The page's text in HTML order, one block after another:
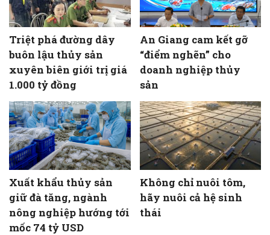
Triệt phá đường dây
buôn lậu thủy sản
xuyên biên giới trị giá
1.000 tỷ đồng
An Giang cam kết gỡ
“điểm nghẽn” cho
doanh nghiệp thủy
sản
Xuất khẩu thủy sản
giữ đà tăng, ngành
nông nghiệp hướng tới
mốc 74 tỷ USD
Không chỉ nuôi tôm,
hãy nuôi cả hệ sinh
thái